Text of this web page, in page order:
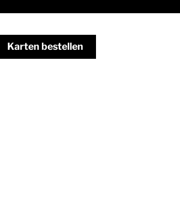
Karten bestellen